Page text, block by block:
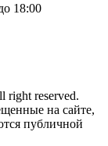
18:00
reserved.
на сайте,
публичной